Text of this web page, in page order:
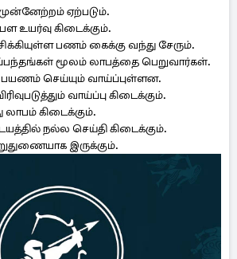
முன்னேற்றம் ஏற்படும்.
உயர்வு கிடைக்கும்.
பணம் கைக்கு வந்து சேரும்.
மூலம் லாபத்தை பெறுவார்கள்.
பயணம் செய்யும் வாய்ப்புள்ளன.
வாய்ப்பு கிடைக்கும்.
லாபம் கிடைக்கும்.
நல்ல செய்தி கிடைக்கும்.
இருக்கும்.